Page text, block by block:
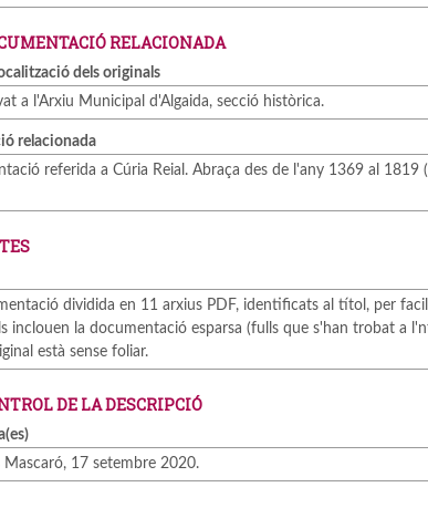
RELACIONADA
dels originals
a l'Arxiu Municipal d'Algaida, secció històrica.
relacionada
referida a Cúria Reial. Abraça des de l'any 1369 al
dividida en 11 arxius PDF, identificats al títol, per
inclouen la documentació esparsa (fulls que s'han trobat a
està sense foliar.
DE LA DESCRIPCIÓ
Mascaró, 17 setembre 2020.